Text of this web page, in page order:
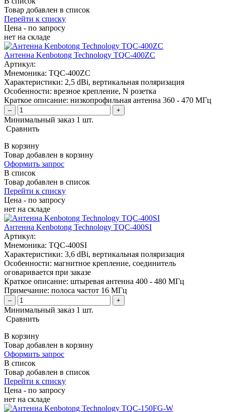
Товар добавлен в список
Перейти к списку
Цена - по запросу
нет на складе
Антенна Kenbotong Technology TQC-400ZC
Артикул:
Мнемоника: TQC-400ZC
Характеристики: 2,5 dBi, вертикальная поляризация
Особенности: врезное крепление, N розетка
Краткое описание: низкопрофильная антенна 360 - 470 МГц
– +
Минимальный заказ 1 шт.
Сравнить
В корзину
Товар добавлен в корзину
Оформить запрос
В список
Товар добавлен в список
Перейти к списку
Цена - по запросу
нет на складе
Антенна Kenbotong Technology TQC-400SI
Артикул:
Мнемоника: TQC-400SI
Характеристики: 3,6 dBi, вертикальная поляризация
Особенности: магнитное крепление, соединитель
оговаривается при заказе
Краткое описание: штыревая антенна 400 - 480 МГц
Примечание: полоса частот 16 МГц
– +
Минимальный заказ 1 шт.
Сравнить
В корзину
Товар добавлен в корзину
Оформить запрос
В список
Товар добавлен в список
Перейти к списку
Цена - по запросу
нет на складе